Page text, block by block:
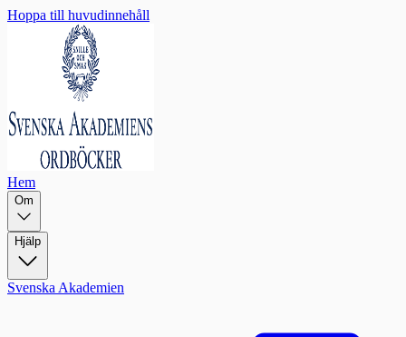
Hoppa till huvudinnehåll
Hem
Om
Hjälp
Svenska Akademien